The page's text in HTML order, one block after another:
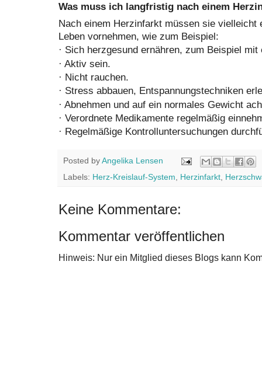
Was muss ich langfristig nach einem
Nach einem Herzinfarkt müssen sie vielleicht
Leben vornehmen, wie zum Beispiel:
· Sich herzgesund ernähren, zum Beispiel
· Aktiv sein.
· Nicht rauchen.
· Stress abbauen, Entspannungstechniken
· Abnehmen und auf ein normales Gewicht
· Verordnete Medikamente regelmäßig
· Regelmäßige Kontrolluntersuchungen
Posted byAngelika Lensen
Labels: Herz-Kreislauf-System Herzinfarkt
Keine Kommentare:
Kommentar veröffentlichen
Hinweis: Nur ein Mitglied dieses Blogs kann